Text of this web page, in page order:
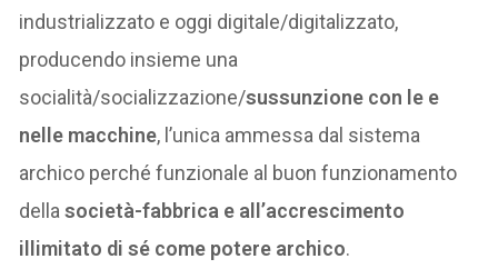
industrializzato e oggi digitale/digitalizzato,
producendo insieme una
socialità/socializzazione/sussunzione con le e
nelle macchine, l’unica ammessa dal sistema
archico perché funzionale al buon funzionamento
dellasocietà-fabbrica e all’accrescimento
illimitato di sé come potere archico.